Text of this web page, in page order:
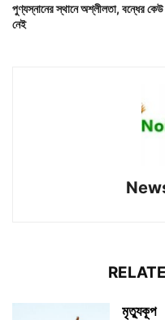
পুণ্যস্নানের স্থানে অশ্লীলতা, বন্ধের কেউ
নেই
মৃত্যুকূপ